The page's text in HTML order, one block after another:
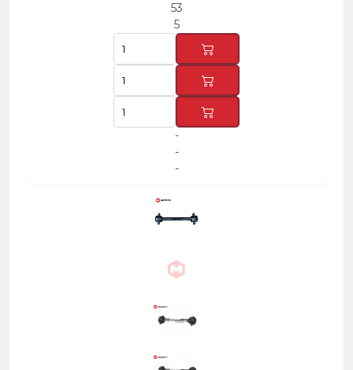
53
5
-
-
-